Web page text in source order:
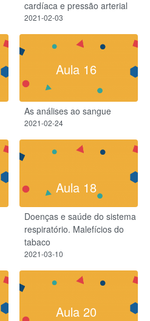
cardíaca e pressão arterial
2021-02-03
Aula 16
As análises ao sangue
2021-02-24
Aula 18
Doenças e saúde do sistema
respiratório. Malefícios do
tabaco
2021-03-10
Aula 20